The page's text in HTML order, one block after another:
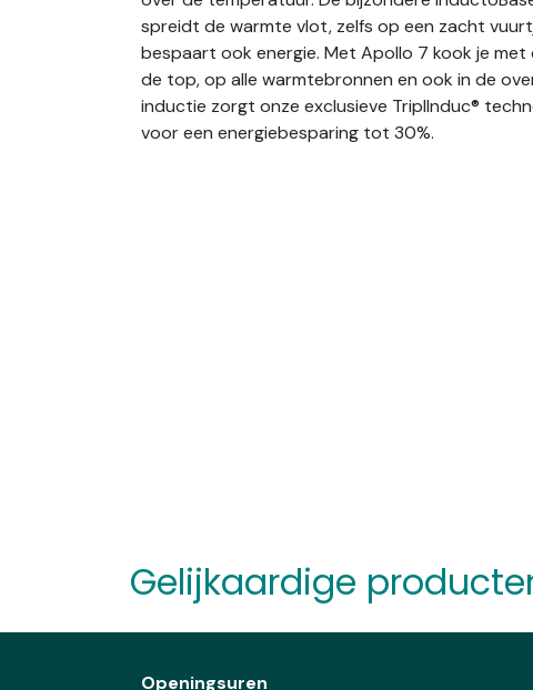
spreidt de warmte vlot, zelfs op een zacht
bespaart ook energie. Met Apollo 7 kook je met
de top, op alle warmtebronnen en ook in de
inductie zorgt onze exclusieve TriplInduc®
voor een energiebesparing tot 30%.
Gelijkaardige
Openingsuren